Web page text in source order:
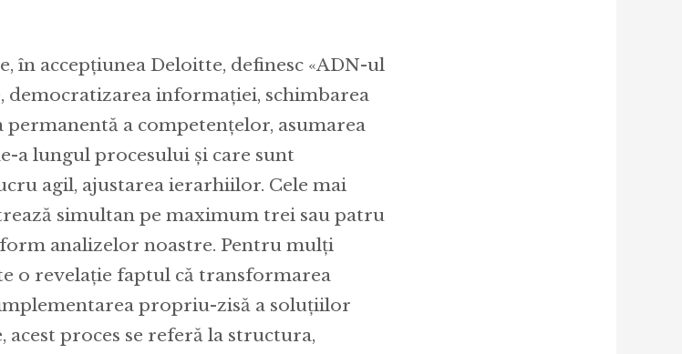
în accepțiunea Deloitte, definesc «ADN-ul
democratizarea informației, schimbarea
a competențelor, asumarea
a lungul procesului și care sunt
agil, ajustarea ierarhiilor. Cele mai
simultan pe maximum trei sau patru
analizelor noastre. Pentru mulți
o revelație faptul că transformarea
propriu-zisă a soluțiilor
acest proces se referă la structura,